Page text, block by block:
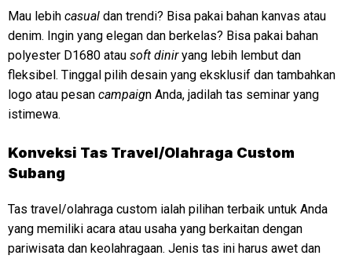
Mau lebih casual dan trendi? Bisa pakai bahan kanvas atau
denim. Ingin yang elegan dan berkelas? Bisa pakai bahan
polyester D1680 atau soft diniryang lebih lembut dan
fleksibel. Tinggal pilih desain yang eksklusif dan tambahkan
logo atau pesan campaign Anda, jadilah tas seminar yang
istimewa.
Konveksi Tas Travel/Olahraga Custom
Subang
Tas travel/olahraga custom ialah pilihan terbaik untuk Anda
yang memiliki acara atau usaha yang berkaitan dengan
pariwisata dan keolahragaan. Jenis tas ini harus awet dan